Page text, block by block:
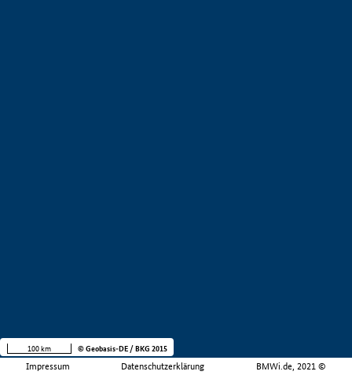
Impressum Datenschutzerklärung BMWi.de, 2021 ©
100 km © Geobasis-DE / BKG 2015